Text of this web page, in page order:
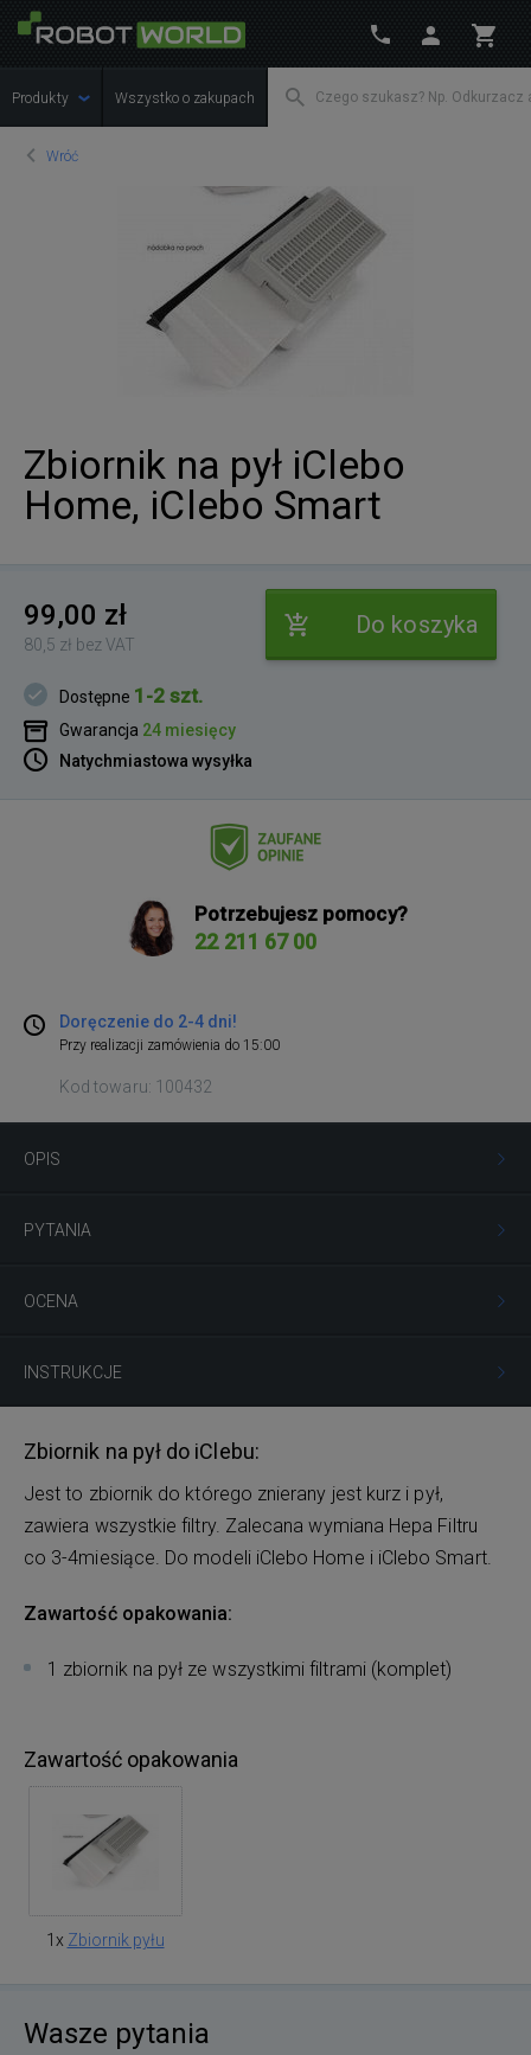
Produkty Wszystko o zakupach
Wróć
Zbiornik na pył iClebo
Home, iClebo Smart
99,00 zł
80,5 zł bez VAT
Do koszyka
Dostępne 1-2 szt.
Gwarancja 24 miesięcy
Natychmiastowa wysyłka
Potrzebujesz pomocy?
22 211 67 00
Doręczenie do 2-4 dni!
Przy realizacji zamówienia do 15:00
Kod towaru: 100432
OPIS
PYTANIA
OCENA
INSTRUKCJE
Zbiornik na pył do iClebu:
Jest to zbiornik do którego znierany jest kurz i pył,
zawiera wszystkie filtry. Zalecana wymiana Hepa Filtru
co 3-4miesiące. Do modeli iClebo Home i iClebo Smart.
Zawartość opakowania:
1 zbiornik na pył ze wszystkimi filtrami (komplet)
Zawartość opakowania
1x Zbiornik pyłu
Wasze pytania